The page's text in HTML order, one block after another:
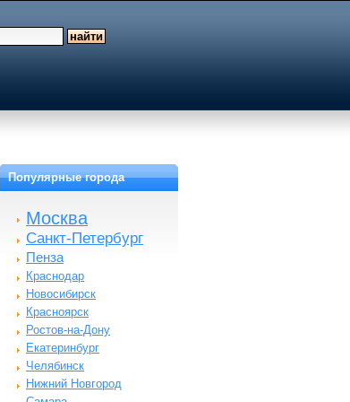
Популярные города
Москва
Санкт-Петербург
Пенза
Краснодар
Новосибирск
Красноярск
Ростов-на-Дону
Екатеринбург
Челябинск
Нижний Новгород